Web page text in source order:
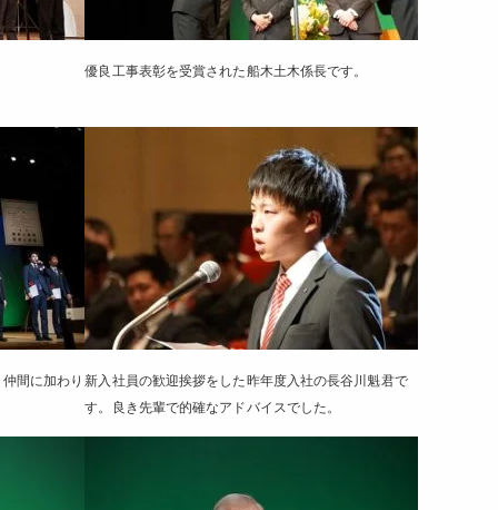
優良工事表彰を受賞された船木土木係長です。
間に加わり 新入社員の歓迎挨拶をした昨年度入社の長谷川魁君で
す。良き先輩で的確なアドバイスでした。